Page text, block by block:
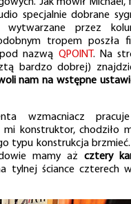
specjalnie dobrane
wytwarzane przez
tropem poszła
nazwą QPOINT . Na
bardzo dobrej)
nam na wstępne
wzmacniacz
mi konstruktor, chodziło
typu konstrukcja
mamy ażcztery
tylnej ściance czterech